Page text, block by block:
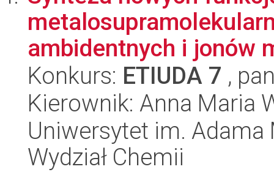
ambidentnych i jonów
Konkurs: ETIUDA 7 ,
Kierownik: Anna Maria
Uniwersytet im.
Wydział Chemii